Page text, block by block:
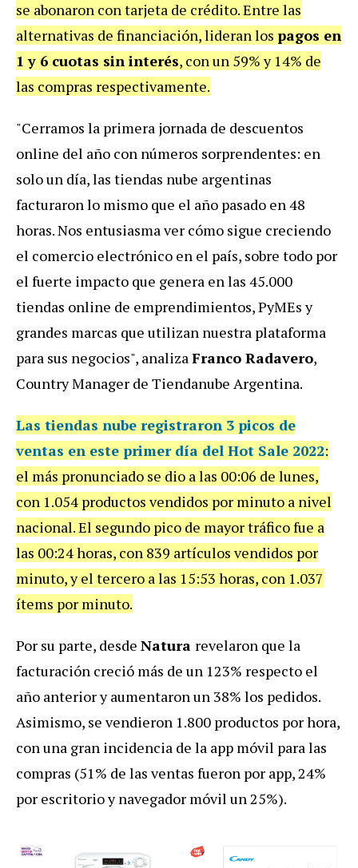
se abonaron con tarjeta de crédito. Entre las
alternativas de financiación, lideran los pagos en
1 y 6 cuotas sin interés, con un 59% y 14% de
las compras respectivamente.
"Cerramos la primera jornada de descuentos
online del año con números sorprendentes: en
solo un día, las tiendas nube argentinas
facturaron lo mismo que el año pasado en 48
horas. Nos entusiasma ver cómo sigue creciendo
el comercio electrónico en el país, sobre todo por
el fuerte impacto que genera en las 45.000
tiendas online de emprendimientos, PyMEs y
grandes marcas que utilizan nuestra plataforma
para sus negocios", analizaFranco Radavero,
Country Manager de Tiendanube Argentina.
Las tiendas nube registraron 3 picos de
ventas en este primer día del Hot Sale 2022:
el más pronunciado se dio a las 00:06 de lunes,
con 1.054 productos vendidos por minuto a nivel
nacional. El segundo pico de mayor tráfico fue a
las 00:24 horas, con 839 artículos vendidos por
minuto, y el tercero a las 15:53 horas, con 1.037
ítems por minuto.
Por su parte, desde Natura revelaron que la
facturación creció más de un 123% respecto el
año anterior y aumentaron un 38% los pedidos.
Asimismo, se vendieron 1.800 productos por hora,
con una gran incidencia de la app móvil para las
compras (51% de las ventas fueron por app, 24%
por escritorio y navegador móvil un 25%).